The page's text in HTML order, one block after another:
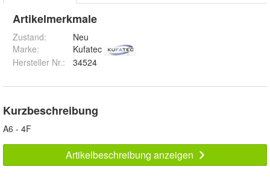
Artikelmerkmale
Zustand:
Neu
Marke:
Kufatec
Hersteller Nr.:
34524
Kurzbeschreibung
A6 - 4F
Artikelbeschreibung anzeigen